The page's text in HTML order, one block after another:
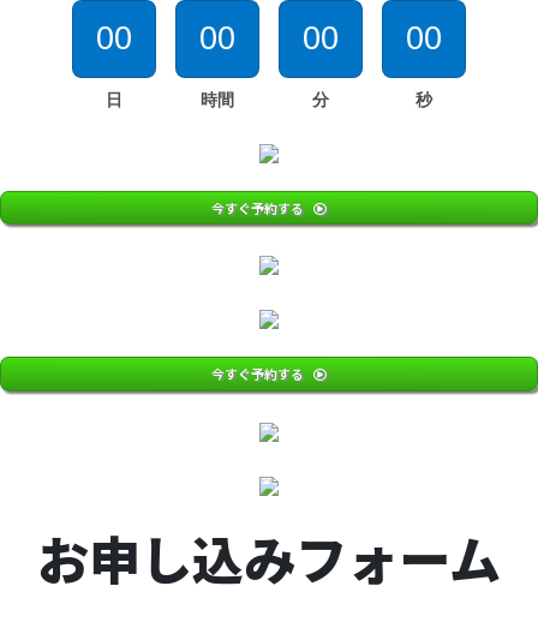
00
日
00
時間
00
分
00
秒
今すぐ予約する
今すぐ予約する
お申し込みフォーム